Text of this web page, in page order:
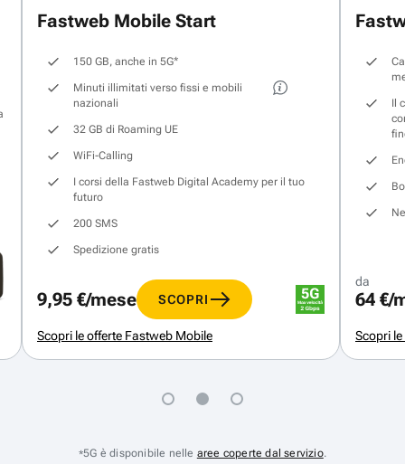
Fastweb Mobile Start
150 GB, anche in 5G*
Minuti illimitati verso fissi e mobili
nazionali
32 GB di Roaming UE
WiFi-Calling
I corsi della Fastweb Digital Academy per il tuo
futuro
200 SMS
Spedizione gratis
9,95 €/mese SCOPRI
Scopri le offerte Fastweb Mobile
Il
da
64 €/
Scopri
*5G è disponibile nelle aree coperte dal servizio.